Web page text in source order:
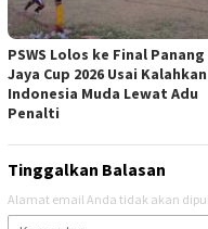
PSWS Lolos ke Final Panang
Jaya Cup 2026 Usai Kalahkan
Indonesia Muda Lewat Adu
Penalti
Tinggalkan Balasan
Alamat email Anda tidak akan